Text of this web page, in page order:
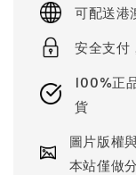
可配送港
安全支付
100%正
貨
圖片版權
本站僅做